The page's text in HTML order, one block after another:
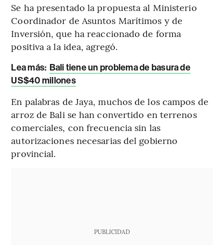
Se ha presentado la propuesta al Ministerio
Coordinador de Asuntos Marítimos y de
Inversión, que ha reaccionado de forma
positiva a la idea, agregó.
Lea más: Bali tiene un problema de basura de
US$40 millones
En palabras de Jaya, muchos de los campos de
arroz de Bali se han convertido en terrenos
comerciales, con frecuencia sin las
autorizaciones necesarias del gobierno
provincial.
PUBLICIDAD